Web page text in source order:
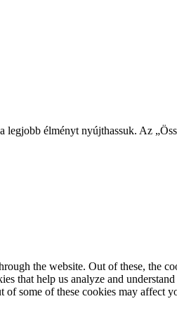
élményt nyújthassuk. Az
the website. Out of these, the
that help us analyze and
some of these cookies may affect